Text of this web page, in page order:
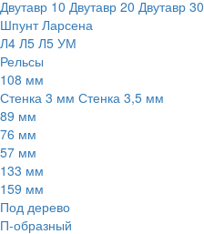
Двутавр 10 Двутавр 20 Двутавр 30
Шпунт Ларсена
Л4 Л5 Л5 УМ
Рельсы
108 мм
Стенка 3 мм Стенка 3,5 мм
89 мм
76 мм
57 мм
133 мм
159 мм
Под дерево
П-образный